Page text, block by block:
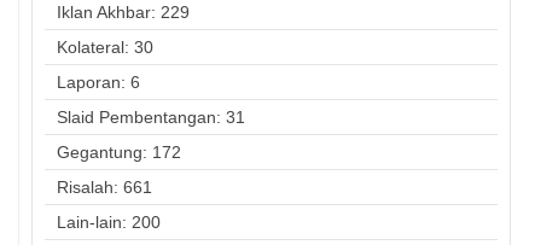
Iklan Akhbar: 229
Kolateral: 30
Laporan: 6
Slaid Pembentangan: 31
Gegantung: 172
Risalah: 661
Lain-lain: 200